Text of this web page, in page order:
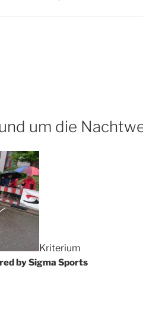
um die
Kriterium
by Sigma Sports